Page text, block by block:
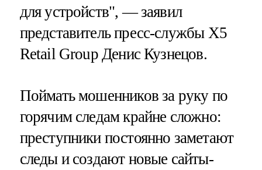
для устройств", — заявил
представитель пресс-службы Х5
Retail Group Денис Кузнецов.
Поймать мошенников за руку по
горячим следам крайне сложно:
преступники постоянно заметают
следы и создают новые сайты-